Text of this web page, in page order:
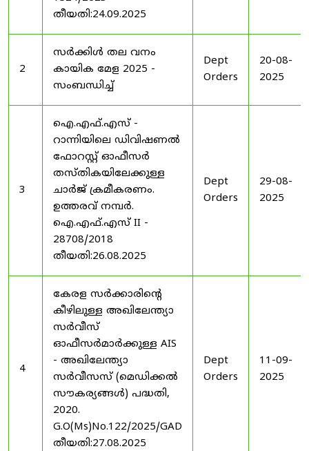
തീയതി:24.09.2025
2
സർക്കിൾ തല വനം
കായിക മേള 2025 -
സംബന്ധിച്ച്
Dept
Orders
20-08-
2025
3
ഐ.എഫ്.എസ് -
റാന്നിയിലെ ഡിവിഷണൽ
ഫോറസ്റ്റ് ഓഫീസർ
തസ്തികയിലേക്കുള്ള
ചാർജ് ക്രമീകരണം.
ഉത്തരവ് നമ്പർ.
ഐ.എഫ്.എസ് II -
28708/2018
തീയതി:26.08.2025
Dept
Orders
29-08-
2025
4
കേരള സർക്കാരിന്റെ
കീഴിലുള്ള അഖിലേന്ത്യാ
സർവീസ്
ഓഫീസർമാർക്കുള്ള AIS
- അഖിലേന്ത്യാ
സർവീസസ് (മെഡിക്കൽ
സൗകര്യങ്ങൾ) പദ്ധതി,
2020.
G.O(Ms)No.122/2025/GAD
തീയതി:27.08.2025
Dept
Orders
11-09-
2025